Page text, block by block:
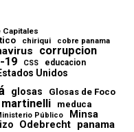
Capitales
chiriqui cobre panama
corrupcion
19 CSS educacion
Unidos
glosas Glosas de Foco
martinelli meduca
Público Minsa
Odebrecht panama